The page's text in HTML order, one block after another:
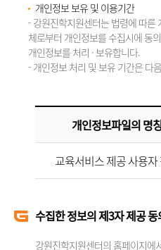
개인정보 보유 및 이용기간
- 강원진학지원센터는 법령에 따른
체로부터 개인정보를 수집시에 동
개인정보를 처리 · 보유합니다.
- 개인정보 처리 및 보유 기간은 다
개인정보파일의 명
교육서비스 제공 사용자
수집한 정보의 제3자 제공 동
강원진학지원센터의 홈페이지에